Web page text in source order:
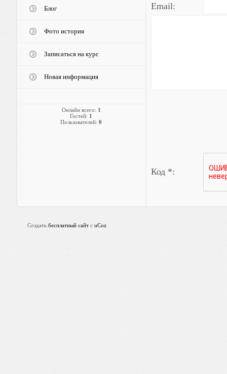
Блог
Фото история
Записаться на курс
Новая информация
Онлайн всего: 1
Гостей: 1
Пользователей: 0
Email:
Код *:
Создать бесплатный сайт с uCoz